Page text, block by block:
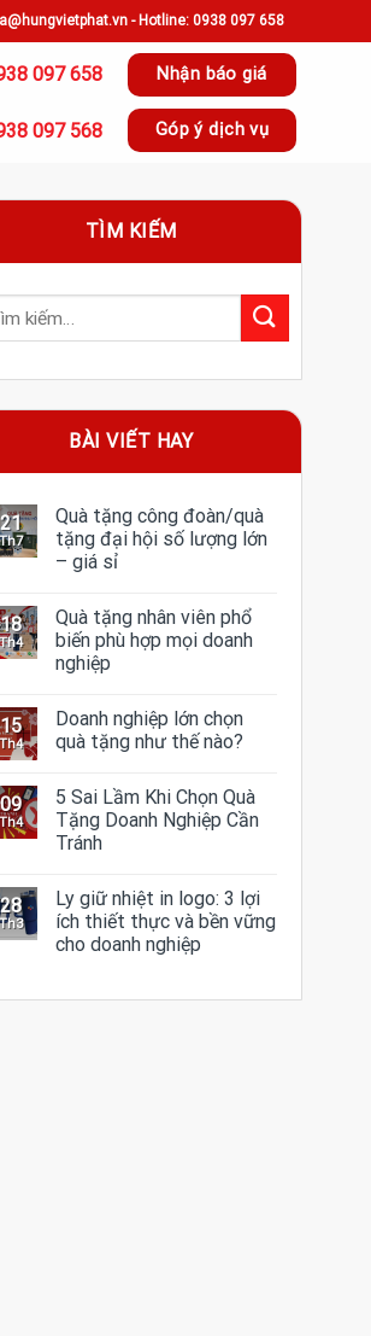
- Hotline: 0938 097 658
097 658 Nhận báo giá
097 568 Góp ý dịch vụ
TÌM KIẾM
BÀI VIẾT HAY
21
Th7
Quà tặng công đoàn/quà
tặng đại hội số lượng lớn
– giá sỉ
18
Th4
Quà tặng nhân viên phổ
biến phù hợp mọi doanh
nghiệp
15
Th4
Doanh nghiệp lớn chọn
quà tặng như thế nào?
09
Th4
5 Sai Lầm Khi Chọn Quà
Tặng Doanh Nghiệp Cần
Tránh
28
Th3
Ly giữ nhiệt in logo: 3 lợi
ích thiết thực và bền vững
cho doanh nghiệp